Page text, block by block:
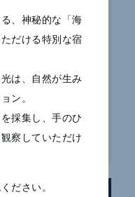
と温泉を楽しむホテ
のお知らせ
、神秘的な「海
だける特別な宿
は、自然が生み
ン。
採集し、手のひ
察していただけ
ださい。